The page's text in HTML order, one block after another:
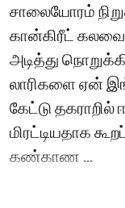
சாலையோரம்
கான்கிரீட்
அடித்து
லாரிகளை ஏன்
கேட்டு
மிரட்டியதாக
கண்காண ...